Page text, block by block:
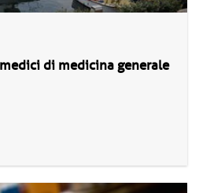
di medicina generale